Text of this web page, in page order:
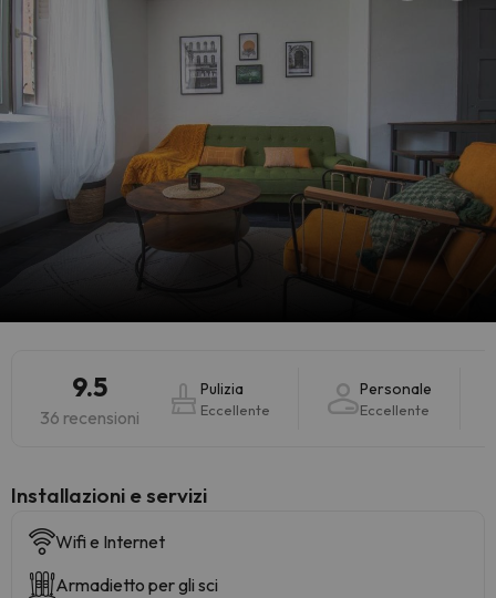
9.5
36 recensioni
Pulizia
Eccellente
Personale
Eccellente
Installazioni e servizi
Wifi e Internet
Armadietto per gli sci